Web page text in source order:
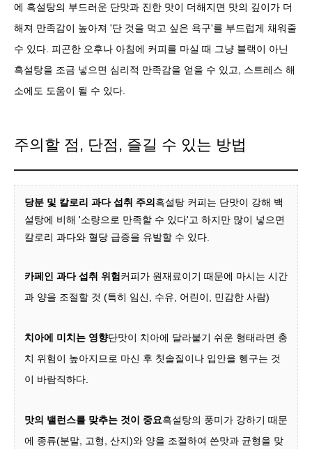
에 흑설탕의 부드러운 단맛과 진한 맛이 더해지면 맛의 깊이가 더
해져 만족감이 높아져 '단 것을 먹고 싶은 욕구'를 부드럽게 채워줄
수 있다. 피곤한 오후나 아침에 커피를 마실 때 그냥 블랙이 아닌
흑설탕을 조금 넣으면 심리적 만족감을 얻을 수 있고, 스트레스 해
소에도 도움이 될 수 있다.
주의할 점, 단점, 즐길 수 있는 방법
당분 및 칼로리 과다 섭취 주의 흑설탕 커피는 단맛이 강해 백
설탕에 비해 '소량으로 만족할 수 있다'고 하지만 많이 넣으면
칼로리 과다와 혈당 급증을 유발할 수 있다.
카페인 과다 섭취 위험커피가 원재료이기 때문에 마시는 시간
과 양을 조절할 것 (특히 임신, 수유, 어린이, 민감한 사람)
치아에 미치는 영향단맛이 치아에 달라붙기 쉬운 형태라면 충
치 위험이 높아지므로 마신 후 칫솔질이나 입안을 헹구는 것
이 바람직하다.
맛의 밸런스를 맞추는 것이 중요흑설탕의 풍미가 강하기 때문
에 종류(분말, 고형, 산지)와 양을 조절하여 쓴맛과 균형을 맞